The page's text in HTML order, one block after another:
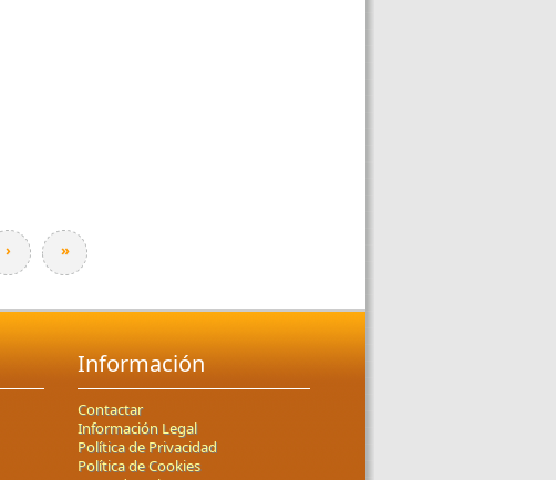
› »
Información
Contactar
Información Legal
Política de Privacidad
Política de Cookies